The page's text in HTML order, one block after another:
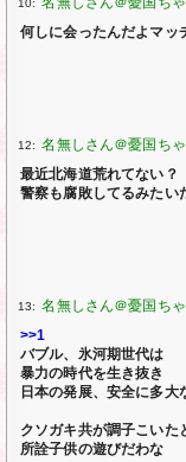
10:
何しに会ったんだよマッ
12:
最近北海道荒れてない？
警察も腐敗してるみたい
13:
>>1
バブル、氷河期世代は
暴力の時代を生き抜き
日本の発展、安全に多大
クソガキ共が調子こいた
所詮子供の遊びだわな